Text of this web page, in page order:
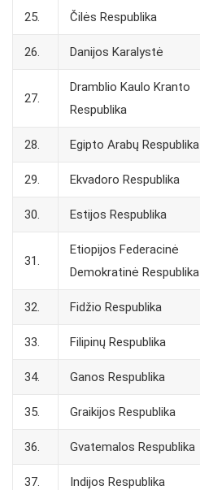
25. Čilės Respublika
26. Danijos Karalystė
27.
Dramblio Kaulo Kranto
Respublika
28. Egipto Arabų Respublika
29. Ekvadoro Respublika
30. Estijos Respublika
31.
Etiopijos Federacinė
Demokratinė Respublika
32. Fidžio Respublika
33. Filipinų Respublika
34. Ganos Respublika
35. Graikijos Respublika
36. Gvatemalos Respublika
37. Indijos Respublika